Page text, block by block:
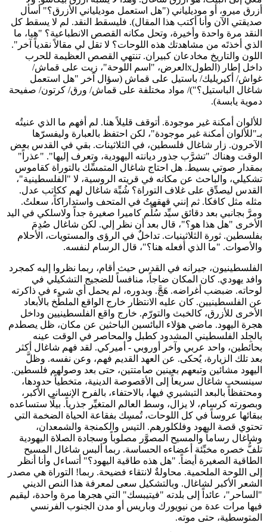
أزرق ميرو، أو موديلياني ("هل استعمل موديلياني الأزرق؟" أسأل
صديقتي الآن وأنا أكتب هذا المقال). فليسقط النقد. لم لا يسقط كل
النقد مرة واحدة وأخيرة، وتحل مكانه القصص الانطباعية؟ "هيا، ما
الذي أخذتَه من مشاهدتك هذه اللوحات؟ لا تقل لي مقالاً نقدياً آخر".
اللون والتاريخ مخادعان كبيران. تنتهي القصص العظيمة للحرب
داخل إطار (الطولxالعرض، "اسم اللوحة"، زيت على قماش/
غواش/ أكيريليك/ باستيل على قماش (سؤال آخر "هل استعمل
شاغال الباستيل؟")/ مواد مختلفة على قماش/ ورق/ كرتون/ صفيحة
دموية يابسة).
للألوان أمكنة غير موجودة. أتوقف قليلاً هنا. لم أفهم ما الذي عنيتُه
بـ"للألوان أمكنة غير موجودة"، لكن احتفظ بالعبارة وليفسرّها
الآخرون. زار شاغال فلسطين، في الثلاثينات. بقي في القدس بعض
الوقت وهناك "تشرَّب جذور ديانته اليهودية، وتعرف إليها". "عذراً"
بمقدار صوتي بسيط. هل احتاج شاغال المتمسِّك بالتوراة كقاموس
تشكيلي، والباحث عن مكانه في قريته الروسية، لا "الفلسطينية"،
القدس ليصدِّق على غلاف التوراة؟ شُبِّهَ شاغال لهم ككاتب عدل.
مثله مثل كافكا. ثم إنني قهقهتُ في المتحف واستداراكاً، سعلتُ.
ومرَّ بجانبي بعد دقائق سيِّد سُلِّم كاميرا صغيرة جداً ولاسلكي في اليد
الأخرى "هل هذا هو؟"، قال بعد أن نظر إلي. لكن شاغال صُدِمَ
بفلسطين. ثورة الثلاثينيات. تداخلٌ في الرؤى والمستويات، الأحلام
والأصوات. "ما الذي أفعله هنا؟"، قال الرسام لنفسه.
الفلسطينيون، جيرانه في القدس حيث أقام، ربما نظروا إليه كمجرد
وافد يهودي. كان المكان ضاجاً، منافساً للضجيج التشكيلي في
لوحاته. ضبضب أغراضه. هَجَّ. وبدوره، لم يحمل أي شيء في ذاكرته
عن الفلسطينيين. كان عليه الانتظار خارج الواقع الملطَّخ بالأبعاد
الأخرى للأزرق، كالخبث والتورّم. خارج واقع الفلسطينيين وداخل
هجرة اليهود. ماضي هؤلاء البائسين الباحثين عن مكان، ظل يصطدم
بالجِلد الفلسطيني المشدود كطبل والمحاصر في الوقت عينه
بحائطين، واحد عربي وآخر أوروبي - أميركي. لقد فهم شاغال أكثر
بعد تلك الزيارة، يُحكى. عن العهد القديم فهم، وعن نفسه. وظلَّ
اليهود مشائين وتبعهم بعينين صامتتين، حتى بعد وصولهم فلسطين.
سينسحب شاغال سريعاً إلى الأقصوصة الدينية، متخطياً حدودها،
ومحتفظاً بالبعد التبشيري فيها، بالاحتفاء، بالفرح الإنساني الأكبر،
وبصورته كرسام، لا يزال، وسط العالم المتغيِّر جذرياً. بيلّا ستساعده
ببقائها عروساً في كل اللوحات، تُمسِك بفقاعة الحياة الضخمة التي
تحتوي قصة اليهود وفلكلورهم. التيس والكمنجة والشمعدان،
وشاغال رساماً والمسيح المصوَّر مصلوباً وسجادة الصلاة اليهودية
تلفُّ خصره مخبِّئة أعضاءه الحساسة. ربما ألبس شاغال المسيح
الطاقية الصغيرة أيضاً. "هل هذه طاقية اليهود؟" أتساءل وأنا أنظر
إلى اللوحة الملحمية. محاولةٌ لانتقاء فضيحة. ربما! التوراة هي مصدر
الشعر الأكبر لشاغال. وبالتشكيل سعى لمعرفة هذا النص الديني
"الساحر"، عائداً إلى بلدته "فيتيبسك" التي هجرها مرة واحدة، ليقيم
فيها مرات عدة من نيويورك وباريس أو مدن الجنوب الفرنسي
المتوسطية، حتى موته.